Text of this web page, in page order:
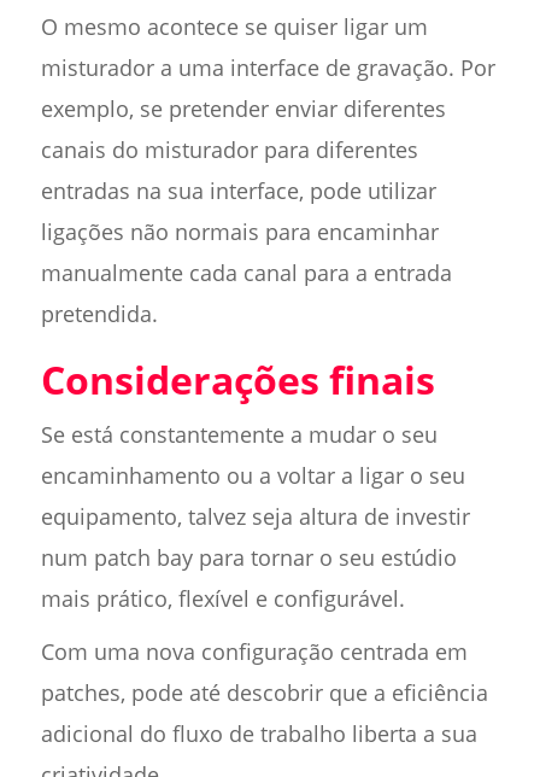
O mesmo acontece se quiser ligar um
misturador a uma interface de gravação. Por
exemplo, se pretender enviar diferentes
canais do misturador para diferentes
entradas na sua interface, pode utilizar
ligações não normais para encaminhar
manualmente cada canal para a entrada
pretendida.
Considerações finais
Se está constantemente a mudar o seu
encaminhamento ou a voltar a ligar o seu
equipamento, talvez seja altura de investir
num patch bay para tornar o seu estúdio
mais prático, flexível e configurável.
Com uma nova configuração centrada em
patches, pode até descobrir que a eficiência
adicional do fluxo de trabalho liberta a sua